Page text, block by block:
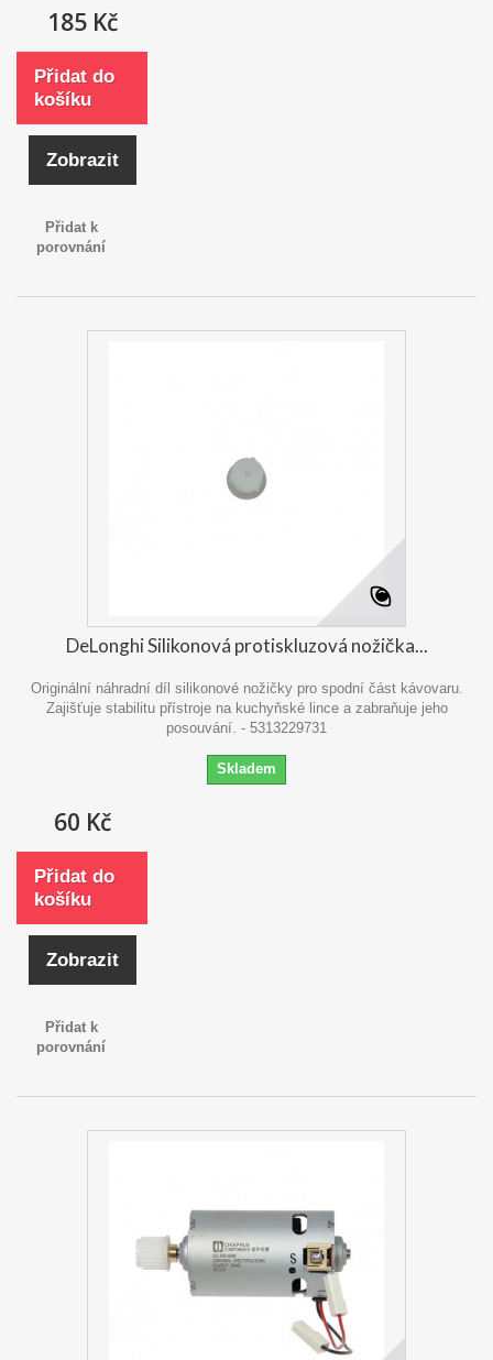
185 Kč
Přidat do
košíku
Zobrazit
Přidat k
porovnání
DeLonghi Silikonová protiskluzová nožička...
Originální náhradní díl silikonové nožičky pro spodní část kávovaru.
Zajišťuje stabilitu přístroje na kuchyňské lince a zabraňuje jeho
posouvání. - 5313229731
Skladem
60 Kč
Přidat do
košíku
Zobrazit
Přidat k
porovnání